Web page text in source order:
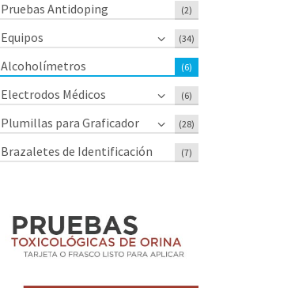
Pruebas Antidoping (2)
Equipos (34)
Alcoholímetros (6)
Electrodos Médicos (6)
Plumillas para Graficador (28)
Brazaletes de Identificación (7)